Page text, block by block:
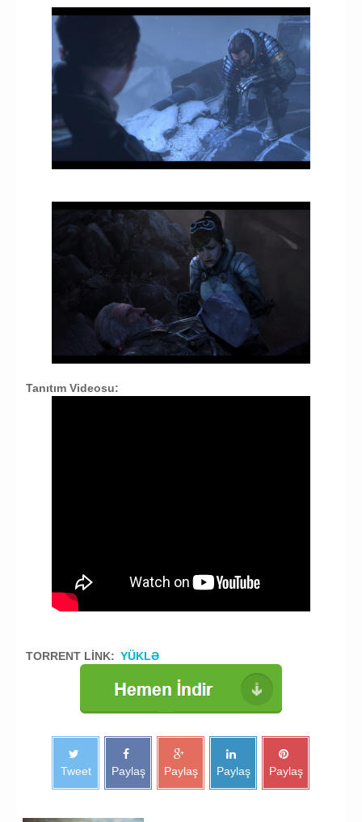
Tanıtım Videosu:
TORRENT LİNK: YÜKLƏ
Tweet Paylaş Paylaş Paylaş Paylaş